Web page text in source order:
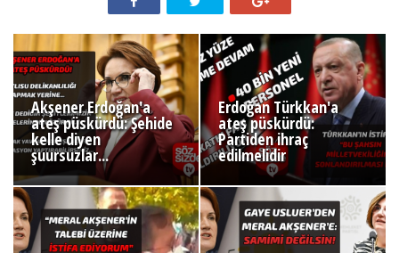
Akşener Erdoğan'a
ateş püskürdü: Şehide
kelle diyen
şuursuzlar...
Erdoğan Türkkan'a
ateş püskürdü:
Partiden ihraç
edilmelidir